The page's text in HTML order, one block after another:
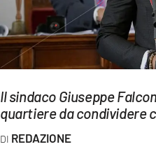
SPORT
Streaming
LAC NETWORK
LAC ONAIR
Il sindaco Giuseppe
quartiere da condividere
REDAZIONE